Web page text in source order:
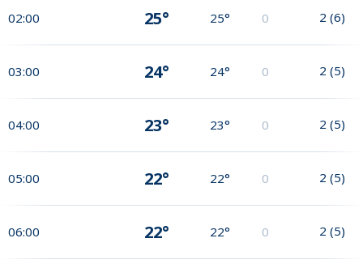
02:00 25° 25° 0 2 (6)
03:00 24° 24° 0 2 (5)
04:00 23° 23° 0 2 (5)
05:00 22° 22° 0 2 (5)
06:00 22° 22° 0 2 (5)